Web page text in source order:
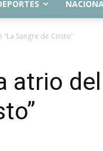
Sangre de Cristo”
atrio